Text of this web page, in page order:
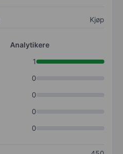
Kjøp
Analytikere
1
0
0
0
0